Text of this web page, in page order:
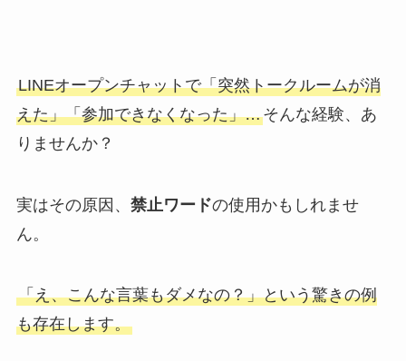
LINEオープンチャットで「突然トークルームが消
えた」「参加できなくなった」…そんな経験、あ
りませんか？
実はその原因、 禁止ワードの使用かもしれませ
ん。
「え、こんな言葉もダメなの？」という驚きの例
も存在します。